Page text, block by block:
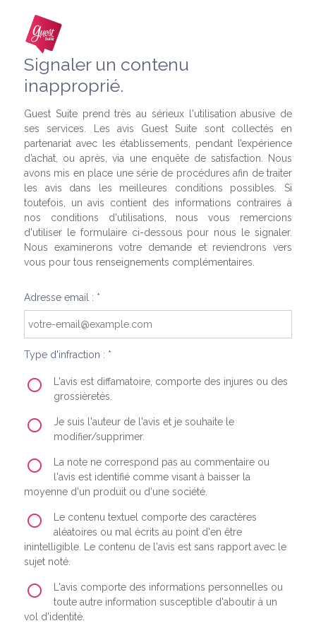
Signaler un contenu
inapproprié.
Guest Suite prend très au sérieux l'utilisation abusive de
ses services. Les avis Guest Suite sont collectés en
partenariat avec les établissements, pendant l’expérience
d’achat, ou après, via une enquête de satisfaction. Nous
avons mis en place une série de procédures afin de traiter
les avis dans les meilleures conditions possibles. Si
toutefois, un avis contient des informations contraires à
nos conditions d'utilisations, nous vous remercions
d'utiliser le formulaire ci-dessous pour nous le signaler.
Nous examinerons votre demande et reviendrons vers
vous pour tous renseignements complémentaires.
Adresse email : *
Type d'infraction : *
L'avis est diffamatoire, comporte des injures ou des
grossièretés.
Je suis l'auteur de l'avis et je souhaite le
modifier/supprimer.
La note ne correspond pas au commentaire ou
l'avis est identifié comme visant à baisser la
moyenne d'un produit ou d'une société.
Le contenu textuel comporte des caractères
aléatoires ou mal écrits au point d'en être
inintelligible. Le contenu de l'avis est sans rapport avec le
sujet noté.
L'avis comporte des informations personnelles ou
toute autre information susceptible d'aboutir à un
vol d'identité.